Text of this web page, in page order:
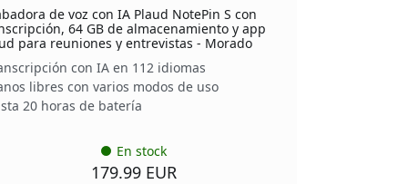
de voz con IA Plaud NotePin S con
64 GB de almacenamiento y app
para reuniones y entrevistas - Morado
con IA en 112 idiomas
libres con varios modos de uso
20 horas de batería
En stock
179.99 EUR